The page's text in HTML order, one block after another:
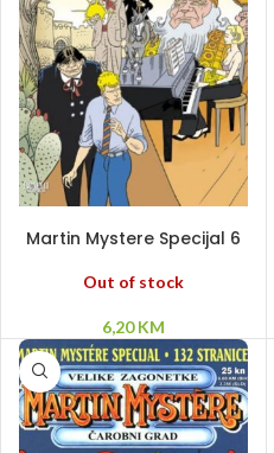
Martin Mystere Specijal 6
– Kontrapunkt, skerco,
fuga
Out of stock
6,20KM